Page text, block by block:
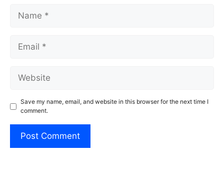
Name
Email
Website
Save my name, email, and website in this browser for the next time I
comment.